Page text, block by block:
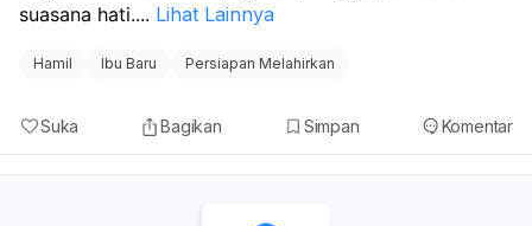
suasana hati.... Lihat Lainnya
Hamil Ibu Baru Persiapan Melahirkan
Suka Bagikan Simpan Komentar